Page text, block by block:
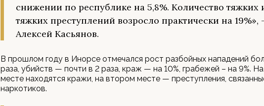
снижении по республике на 5,8%. Количество тяжких
тяжких преступлений возросло практически на
Алексей Касьянов.
В прошлом году в Инорсе отмечался рост разбойных нападений
раза, убийств — почти в 2 раза, краж — на 10%, грабежей – на 9%.
месте находятся кражи, на втором месте — преступления,
наркотиков.